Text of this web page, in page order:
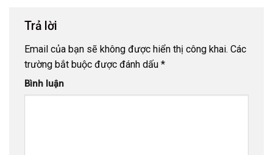
Trả lời
Email của bạn sẽ không được hiển thị công khai. Các
trường bắt buộc được đánh dấu *
Bình luận